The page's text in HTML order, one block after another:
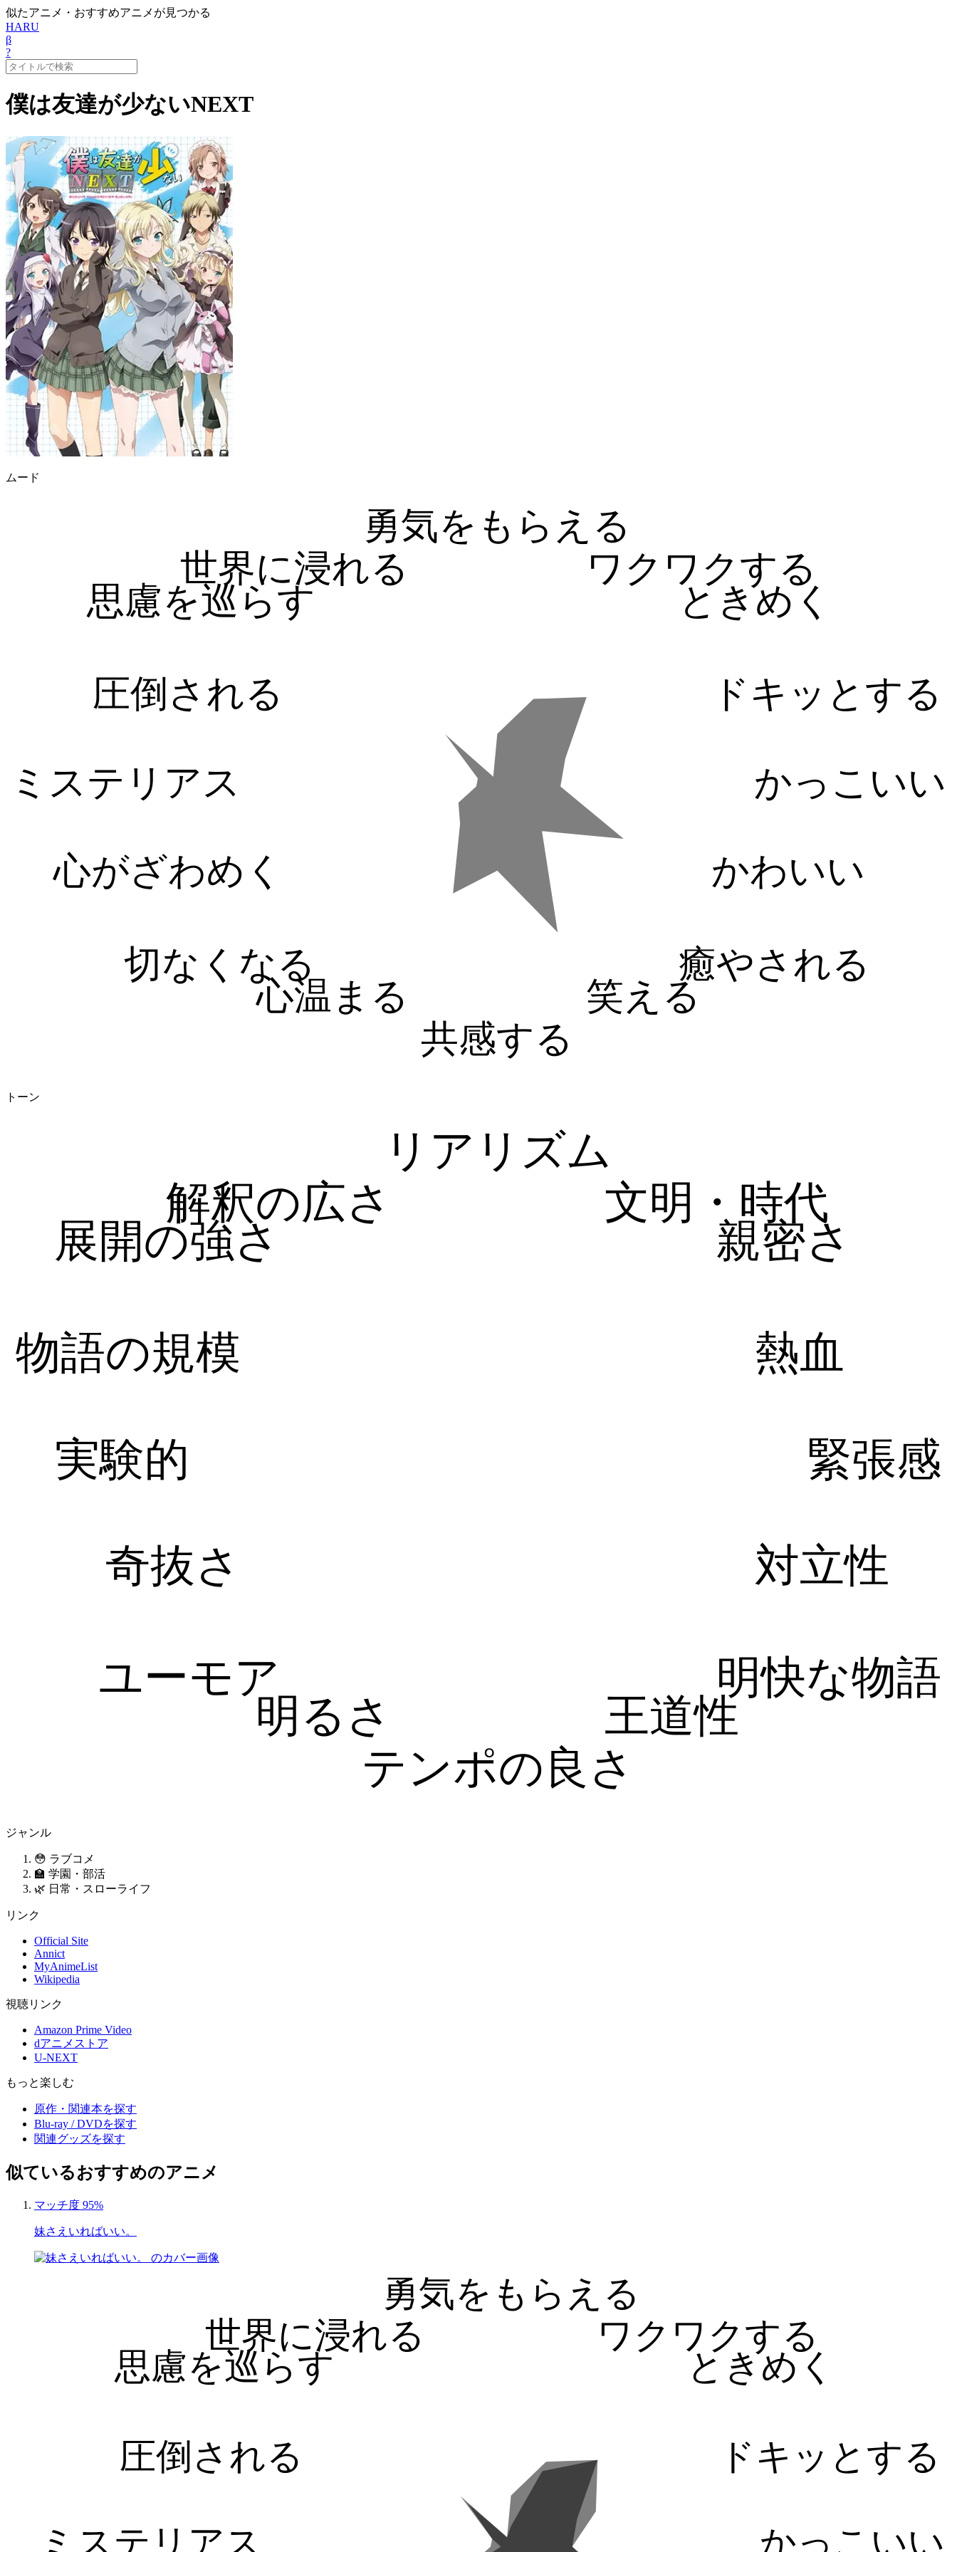
似たアニメ・おすすめアニメが見つかる
HARU
β
?
僕は友達が少ないNEXT
ムード
勇気をもらえる
ワクワクする
ときめく
ドキッとする
かっこいい
かわいい
癒やされる
笑える
共感する
心温まる
切なくなる
心がざわめく
ミステリアス
圧倒される
思慮を巡らす
世界に浸れる
トーン
リアリズム
文明・時代
親密さ
熱血
緊張感
対立性
明快な物語
王道性
テンポの良さ
明るさ
ユーモア
奇抜さ
実験的
物語の規模
展開の強さ
解釈の広さ
ジャンル
😳 ラブコメ
🏫 学園・部活
🌿 日常・スローライフ
リンク
Official Site
Annict
MyAnimeList
Wikipedia
視聴リンク
Amazon Prime Video
dアニメストア
U-NEXT
もっと楽しむ
原作・関連本を探す
Blu-ray / DVDを探す
関連グッズを探す
似ているおすすめのアニメ
マッチ度 95%
妹さえいればいい。
勇気をもらえる
ワクワクする
ときめく
ドキッとする
かっこいい
ミステリアス
圧倒される
思慮を巡らす
世界に浸れる